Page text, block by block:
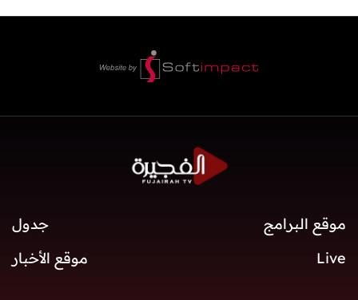
موقع البرامج
جدول
Live
موقع الأخبار